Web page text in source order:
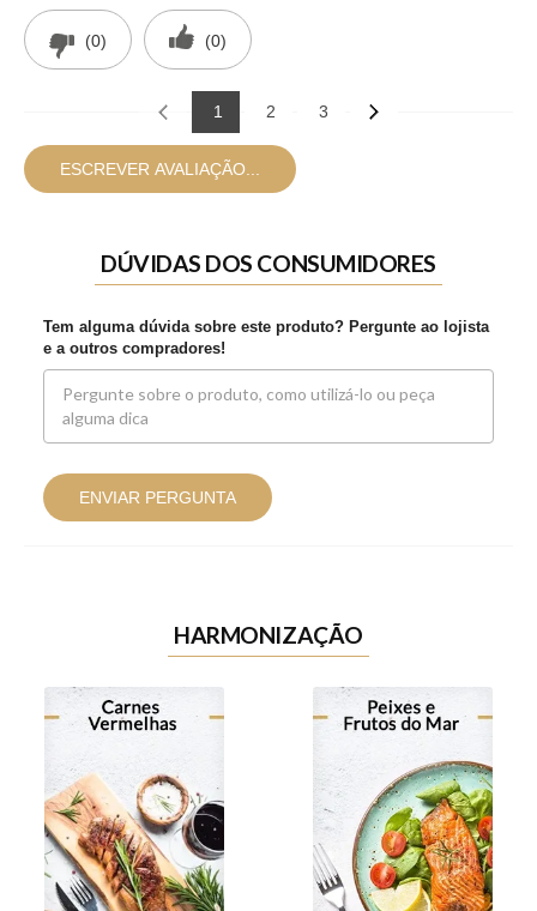
(0) (0)
1 2 3
ESCREVER AVALIAÇÃO...
DÚVIDAS DOS CONSUMIDORES
Tem alguma dúvida sobre este produto? Pergunte ao lojista
e a outros compradores!
ENVIAR PERGUNTA
HARMONIZAÇÃO